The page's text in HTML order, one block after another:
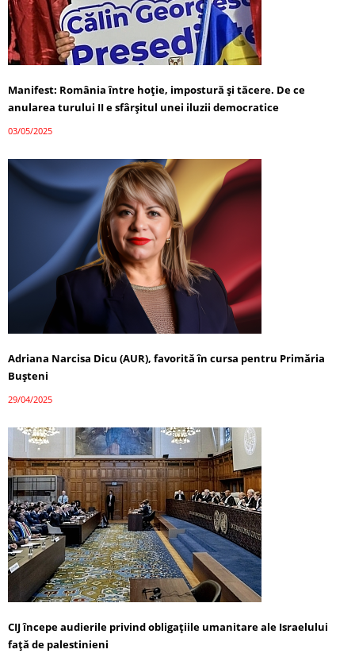
Manifest: România între hoție, impostură și tăcere. De ce
anularea turului II e sfârșitul unei iluzii democratice
03/05/2025
Adriana Narcisa Dicu (AUR), favorită în cursa pentru Primăria
Bușteni
29/04/2025
CIJ începe audierile privind obligațiile umanitare ale Israelului
față de palestinieni